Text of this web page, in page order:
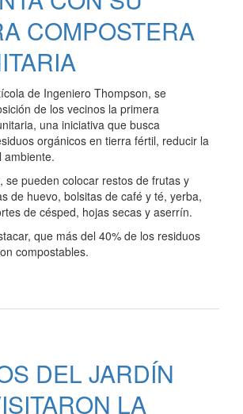
COMPOSTERA
de Ingeniero Thompson, se
de los vecinos la primera
una iniciativa que busca
orgánicos en tierra fértil, reducir la
ambiente.
se pueden colocar restos de frutas y
de huevo, bolsitas de café y té, yerba,
de césped, hojas secas y aserrín.
que más del 40% de los residuos
compostables.
DEL JARDÍN
LA